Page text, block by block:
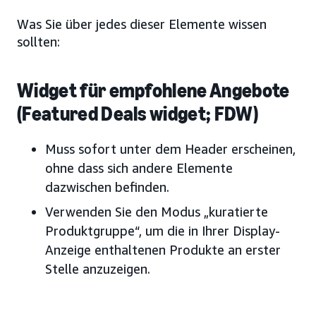
Was Sie über jedes dieser Elemente wissen
sollten:
Widget für empfohlene Angebote
(Featured Deals widget; FDW)
Muss sofort unter dem Header erscheinen,
ohne dass sich andere Elemente
dazwischen befinden.
Verwenden Sie den Modus „kuratierte
Produktgruppe“, um die in Ihrer Display-
Anzeige enthaltenen Produkte an erster
Stelle anzuzeigen.